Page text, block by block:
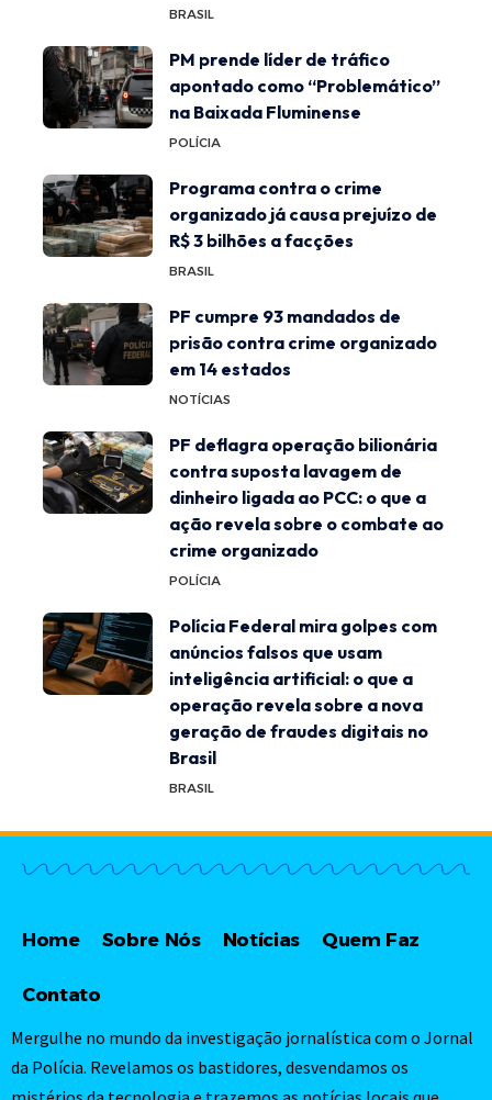
BRASIL
PM prende líder de tráfico
apontado como “Problemático”
na Baixada Fluminense
POLÍCIA
Programa contra o crime
organizado já causa prejuízo de
R$ 3 bilhões a facções
BRASIL
PF cumpre 93 mandados de
prisão contra crime organizado
em 14 estados
NOTÍCIAS
PF deflagra operação bilionária
contra suposta lavagem de
dinheiro ligada ao PCC: o que a
ação revela sobre o combate ao
crime organizado
POLÍCIA
Polícia Federal mira golpes com
anúncios falsos que usam
inteligência artificial: o que a
operação revela sobre a nova
geração de fraudes digitais no
Brasil
BRASIL
Home Sobre Nós Notícias Quem Faz
Contato
Mergulhe no mundo da investigação jornalística com o Jornal
da Polícia. Revelamos os bastidores, desvendamos os